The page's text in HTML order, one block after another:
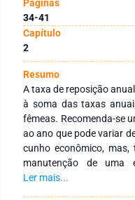
Páginas
34-41
Capítulo
2
Resumo
A taxa de reposição
à soma das taxas
fêmeas. Recomenda-se
ao ano que pode variar
cunho econômico, mas,
manutenção de uma
imunidade adequada.
Ler mais...